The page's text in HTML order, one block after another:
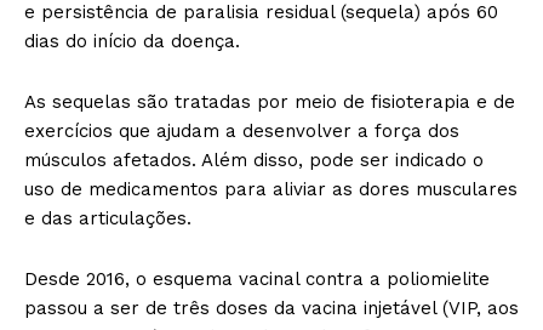
e persistência de paralisia residual (sequela) após 60
dias do início da doença.
As sequelas são tratadas por meio de fisioterapia e de
exercícios que ajudam a desenvolver a força dos
músculos afetados. Além disso, pode ser indicado o
uso de medicamentos para aliviar as dores musculares
e das articulações.
Desde 2016, o esquema vacinal contra a poliomielite
passou a ser de três doses da vacina injetável (VIP, aos